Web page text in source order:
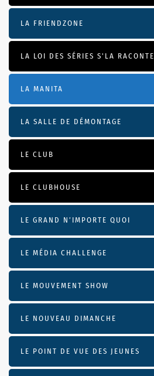
LA FRIENDZONE
LA LOI DES SÉRIES S'LA RACONTE
LA MANITA
LA SALLE DE DÉMONTAGE
LE CLUB
LE CLUBHOUSE
LE GRAND N’IMPORTE QUOI
LE MÉDIA CHALLENGE
LE MOUVEMENT SHOW
LE NOUVEAU DIMANCHE
LE POINT DE VUE DES JEUNES